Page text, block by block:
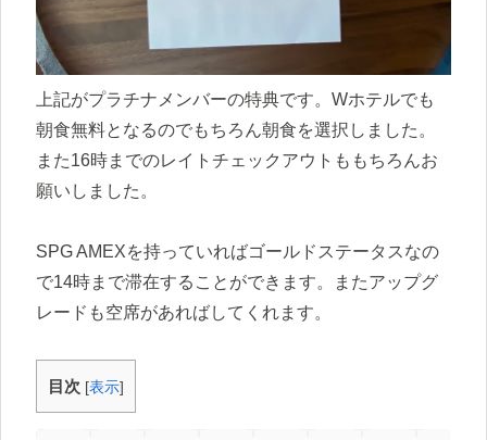
上記がプラチナメンバーの特典です。Wホテルでも
朝食無料となるのでもちろん朝食を選択しました。
また16時までのレイトチェックアウトももちろんお
願いしました。
SPG AMEXを持っていればゴールドステータスなの
で14時まで滞在することができます。またアップグ
レードも空席があればしてくれます。
目次 [表示]